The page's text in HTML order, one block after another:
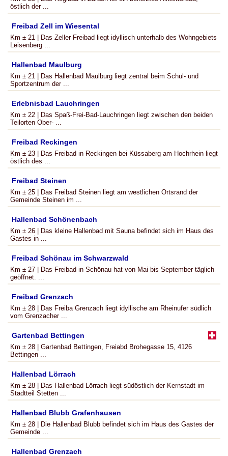
östlich der ...
Freibad Zell im Wiesental
Km ± 21 | Das Zeller Freibad liegt idyllisch unterhalb des Wohngebiets
Leisenberg ...
Hallenbad Maulburg
Km ± 21 | Das Hallenbad Maulburg liegt zentral beim Schul- und
Sportzentrum der ...
Erlebnisbad Lauchringen
Km ± 22 | Das Spaß-Frei-Bad-Lauchringen liegt zwischen den beiden
Teilorten Ober- ...
Freibad Reckingen
Km ± 23 | Das Freibad in Reckingen bei Küssaberg am Hochrhein liegt
östlich des ...
Freibad Steinen
Km ± 25 | Das Freibad Steinen liegt am westlichen Ortsrand der
Gemeinde Steinen im ...
Hallenbad Schönenbach
Km ± 26 | Das kleine Hallenbad mit Sauna befindet sich im Haus des
Gastes in ...
Freibad Schönau im Schwarzwald
Km ± 27 | Das Freibad in Schönau hat von Mai bis September täglich
geöffnet. ...
Freibad Grenzach
Km ± 28 | Das Freiba Grenzach liegt idyllische am Rheinufer südlich
vom Grenzacher ...
Gartenbad Bettingen
Km ± 28 | Gartenbad Bettingen, Freiabd Brohegasse 15, 4126
Bettingen ...
Hallenbad Lörrach
Km ± 28 | Das Hallenbad Lörrach liegt südöstlich der Kernstadt im
Stadtteil Stetten ...
Hallenbad Blubb Grafenhausen
Km ± 28 | Die Hallenbad Blubb befindet sich im Haus des Gastes der
Gemeinde ...
Hallenbad Grenzach